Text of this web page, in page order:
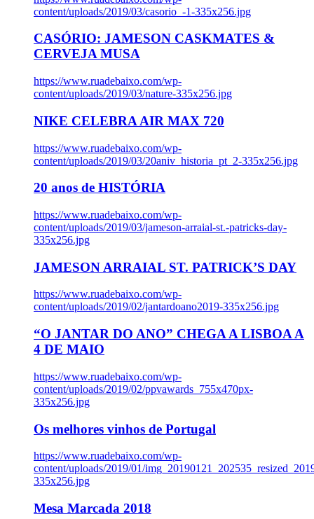
content/uploads/2019/03/casorio_-1-335x256.jpg
CASÓRIO: JAMESON CASKMATES &
CERVEJA MUSA
https://www.ruadebaixo.com/wp-
content/uploads/2019/03/nature-335x256.jpg
NIKE CELEBRA AIR MAX 720
https://www.ruadebaixo.com/wp-
content/uploads/2019/03/20aniv_historia_pt_2-335x256.jpg
20 anos de HISTÓRIA
https://www.ruadebaixo.com/wp-
content/uploads/2019/03/jameson-arraial-st.-patricks-day-
335x256.jpg
JAMESON ARRAIAL ST. PATRICK’S DAY
https://www.ruadebaixo.com/wp-
content/uploads/2019/02/jantardoano2019-335x256.jpg
“O JANTAR DO ANO” CHEGA A LISBOA A
4 DE MAIO
https://www.ruadebaixo.com/wp-
content/uploads/2019/02/ppvawards_755x470px-
335x256.jpg
Os melhores vinhos de Portugal
https://www.ruadebaixo.com/wp-
content/uploads/2019/01/
335x256.jpg
Mesa Marcada 2018